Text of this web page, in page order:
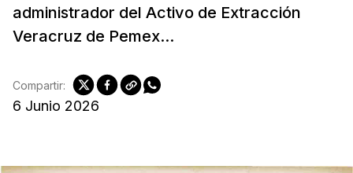
administrador del Activo de Extracción
Veracruz de Pemex...
6 Junio 2026
Compartir: